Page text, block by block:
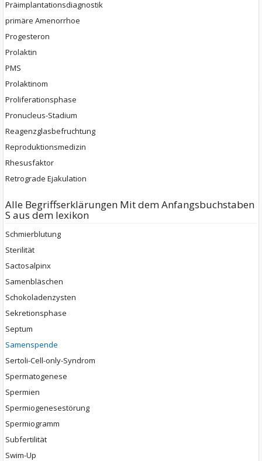
Präimplantationsdiagnostik
primäre Amenorrhoe
Progesteron
Prolaktin
PMS
Prolaktinom
Proliferationsphase
Pronucleus-Stadium
Reagenzglasbefruchtung
Reproduktionsmedizin
Rhesusfaktor
Retrograde Ejakulation
Alle Begriffserklärungen Mit dem Anfangsbuchstaben
S aus dem lexikon
Schmierblutung
Sterilität
Sactosalpinx
Samenbläschen
Schokoladenzysten
Sekretionsphase
Septum
Samenspende
Sertoli-Cell-only-Syndrom
Spermatogenese
Spermien
Spermiogenesestörung
Spermiogramm
Subfertilität
Swim-Up